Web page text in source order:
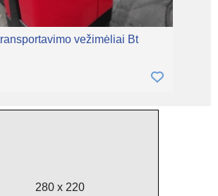
vežimėliai Bt
280 x 220